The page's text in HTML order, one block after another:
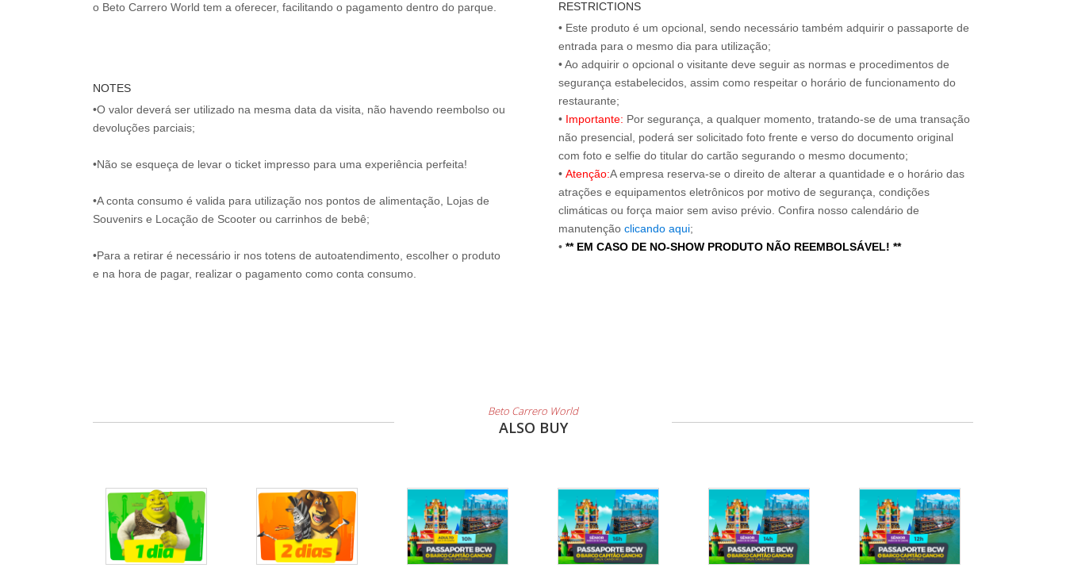
o Beto Carrero World tem a oferecer, facilitando o pagamento dentro do parque.
NOTES
•O valor deverá ser utilizado na mesma data da visita, não havendo reembolso ou
devoluções parciais;
•Não se esqueça de levar o ticket impresso para uma experiência perfeita!
•A conta consumo é valida para utilização nos pontos de alimentação, Lojas de
Souvenirs e Locação de Scooter ou carrinhos de bebê;
•Para a retirar é necessário ir nos totens de autoatendimento, escolher o produto
e na hora de pagar, realizar o pagamento como conta consumo.
RESTRICTIONS
• Este produto é um opcional, sendo necessário também adquirir o passaporte de
entrada para o mesmo dia para utilização;
• Ao adquirir o opcional o visitante deve seguir as normas e procedimentos de
segurança estabelecidos, assim como respeitar o horário de funcionamento do
restaurante;
• Importante: Por segurança, a qualquer momento, tratando-se de uma transação
não presencial, poderá ser solicitado foto frente e verso do documento original
com foto e selfie do titular do cartão segurando o mesmo documento;
• Atenção:A empresa reserva-se o direito de alterar a quantidade e o horário das
atrações e equipamentos eletrônicos por motivo de segurança, condições
climáticas ou força maior sem aviso prévio. Confira nosso calendário de
manutenção clicando aqui;
• ** EM CASO DE NO-SHOW PRODUTO NÃO REEMBOLSÁVEL! **
Beto Carrero World
ALSO BUY